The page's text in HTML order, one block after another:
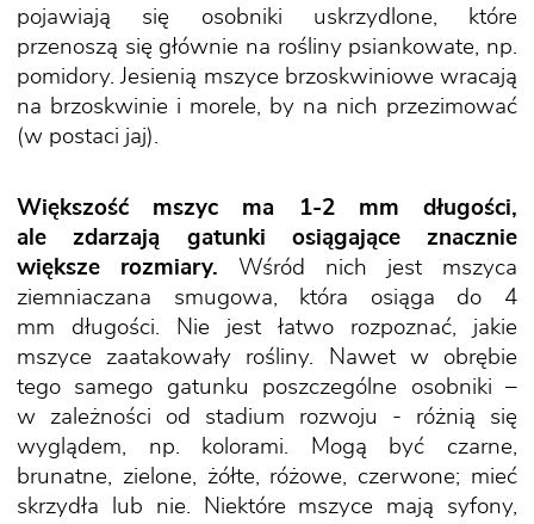
pojawiają się osobniki uskrzydlone, które
przenoszą się głównie na rośliny psiankowate, np.
pomidory. Jesienią mszyce brzoskwiniowe wracają
na brzoskwinie i morele, by na nich przezimować
(w postaci jaj).
Większość mszyc ma 1-2 mm długości,
ale zdarzają gatunki osiągające znacznie
większe rozmiary. Wśród nich jest mszyca
ziemniaczana smugowa, która osiąga do 4
mm długości. Nie jest łatwo rozpoznać, jakie
mszyce zaatakowały rośliny. Nawet w obrębie
tego samego gatunku poszczególne osobniki –
w zależności od stadium rozwoju - różnią się
wyglądem, np. kolorami. Mogą być czarne,
brunatne, zielone, żółte, różowe, czerwone; mieć
skrzydła lub nie. Niektóre mszyce mają syfony,